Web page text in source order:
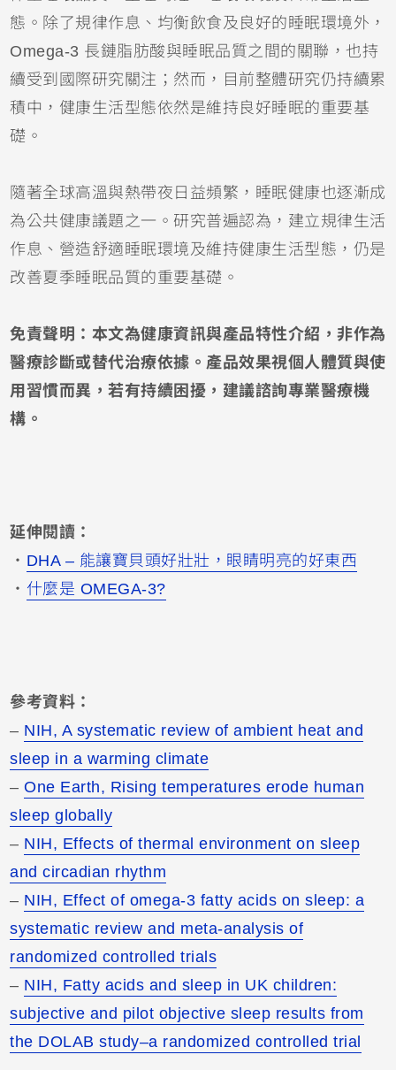
態。除了規律作息、均衡飲食及良好的睡眠環境外，
Omega-3 長鏈脂肪酸與睡眠品質之間的關聯，也持
續受到國際研究關注；然而，目前整體研究仍持續累
積中，健康生活型態依然是維持良好睡眠的重要基
礎。
隨著全球高溫與熱帶夜日益頻繁，睡眠健康也逐漸成
為公共健康議題之一。研究普遍認為，建立規律生活
作息、營造舒適睡眠環境及維持健康生活型態，仍是
改善夏季睡眠品質的重要基礎。
免責聲明：本文為健康資訊與產品特性介紹，非作為
醫療診斷或替代治療依據。產品效果視個人體質與使
用習慣而異，若有持續困擾，建議諮詢專業醫療機
構。
延伸閱讀：
・ DHA – 能讓寶貝頭好壯壯，眼睛明亮的好東西
・ 什麼是 OMEGA-3?
參考資料：
– NIH, A systematic review of ambient heat and
sleep in a warming climate
–One Earth, Rising temperatures erode human
sleep globally
– NIH, Effects of thermal environment on sleep
and circadian rhythm
– NIH, Effect of omega-3 fatty acids on sleep: a
systematic review and meta-analysis of
randomized controlled trials
– NIH, Fatty acids and sleep in UK children:
subjective and pilot objective sleep results from
the DOLAB study–a randomized controlled trial